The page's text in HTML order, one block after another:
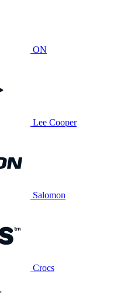
ON
Lee Cooper
Salomon
Crocs